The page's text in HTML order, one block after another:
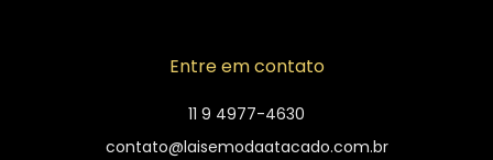
Entre em contato
11 9 4977-4630
contato@laisemodaatacado.com.br